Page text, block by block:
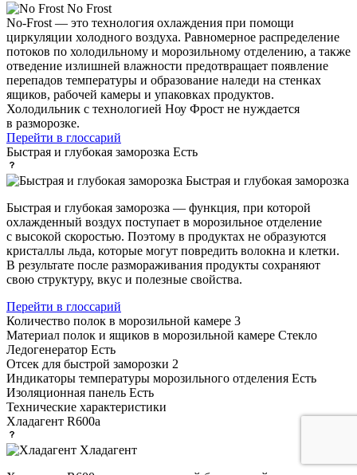
No Frost
No-Frost — это технология охлаждения при помощи
циркуляции холодного воздуха. Равномерное распределение
потоков по холодильному и морозильному отделению, а также
отведение излишней влажности предотвращает появление
перепадов температуры и образование наледи на стенках
ящиков, рабочей камеры и упаковках продуктов.
Холодильник с технологией Ноу Фрост не нуждается
в разморозке.
Перейти в глоссарий
Быстрая и глубокая заморозка Есть
Быстрая и глубокая заморозка
Быстрая и глубокая заморозка — функция, при которой
охлажденный воздух поступает в морозильное отделение
с высокой скоростью. Поэтому в продуктах не образуются
кристаллы льда, которые могут повредить волокна и клетки.
В результате после размораживания продукты сохраняют
свою структуру, вкус и полезные свойства.
Перейти в глоссарий
Количество полок в морозильной камере 3
Материал полок и ящиков в морозильной камере Стекло
Ледогенератор Есть
Отсек для быстрой заморозки 2
Индикаторы температуры морозильного отделения Есть
Изоляционная панель Есть
Технические характеристики
Хладагент R600a
Хладагент